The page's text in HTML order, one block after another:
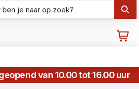
van 10.00 tot 16.00 uur